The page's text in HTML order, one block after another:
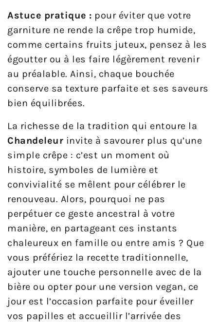
Astuce pratique : pour éviter que votre
garniture ne rende la crêpe trop humide,
comme certains fruits juteux, pensez à les
égoutter ou à les faire légèrement revenir
au préalable. Ainsi, chaque bouchée
conserve sa texture parfaite et ses saveurs
bien équilibrées.
La richesse de la tradition qui entoure la
Chandeleur invite à savourer plus qu’une
simple crêpe : c’est un moment où
histoire, symboles de lumière et
convivialité se mêlent pour célébrer le
renouveau. Alors, pourquoi ne pas
perpétuer ce geste ancestral à votre
manière, en partageant ces instants
chaleureux en famille ou entre amis ? Que
vous préfériez la recette traditionnelle,
ajouter une touche personnelle avec de la
bière ou opter pour une version vegan, ce
jour est l’occasion parfaite pour éveiller
vos papilles et accueillir l’arrivée des